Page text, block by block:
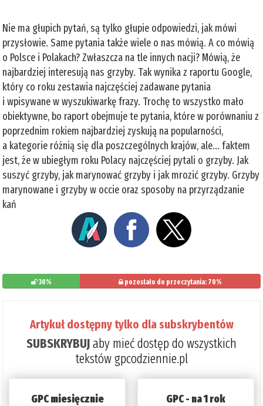
Nie ma głupich pytań, są tylko głupie odpowiedzi, jak mówi
przysłowie. Same pytania także wiele o nas mówią. A co mówią
o Polsce i Polakach? Zwłaszcza na tle innych nacji? Mówią, że
najbardziej interesują nas grzyby. Tak wynika z raportu Google,
który co roku zestawia najczęściej zadawane pytania
i wpisywane w wyszukiwarkę frazy. Trochę to wszystko mało
obiektywne, bo raport obejmuje te pytania, które w porównaniu z
poprzednim rokiem najbardziej zyskują na popularności,
a kategorie różnią się dla poszczególnych krajów, ale... faktem
jest, że w ubiegłym roku Polacy najczęściej pytali o grzyby. Jak
suszyć grzyby, jak marynować grzyby i jak mrozić grzyby. Grzyby
marynowane i grzyby w occie oraz sposoby na przyrządzanie
kań
30% pozostało do przeczytania: 70%
Artykuł dostępny tylko dla subskrybentów
SUBSKRYBUJaby mieć dostęp do wszystkich
tekstów gpcodziennie.pl
GPC miesięcznie GPC - na 1 rok